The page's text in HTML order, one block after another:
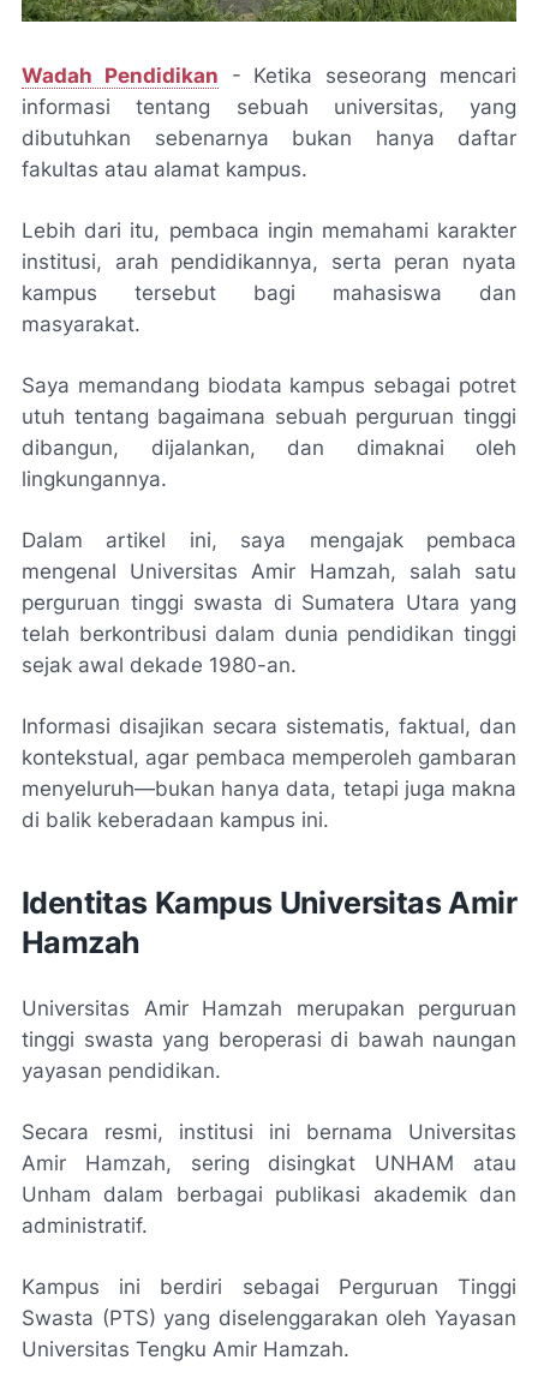
Wadah Pendidikan - Ketika seseorang mencari
informasi tentang sebuah universitas, yang
dibutuhkan sebenarnya bukan hanya daftar
fakultas atau alamat kampus.
Lebih dari itu, pembaca ingin memahami karakter
institusi, arah pendidikannya, serta peran nyata
kampus tersebut bagi mahasiswa dan
masyarakat.
Saya memandang biodata kampus sebagai potret
utuh tentang bagaimana sebuah perguruan tinggi
dibangun, dijalankan, dan dimaknai oleh
lingkungannya.
Dalam artikel ini, saya mengajak pembaca
mengenal Universitas Amir Hamzah, salah satu
perguruan tinggi swasta di Sumatera Utara yang
telah berkontribusi dalam dunia pendidikan tinggi
sejak awal dekade 1980-an.
Informasi disajikan secara sistematis, faktual, dan
kontekstual, agar pembaca memperoleh gambaran
menyeluruh—bukan hanya data, tetapi juga makna
di balik keberadaan kampus ini.
Identitas Kampus Universitas Amir
Hamzah
Universitas Amir Hamzah merupakan perguruan
tinggi swasta yang beroperasi di bawah naungan
yayasan pendidikan.
Secara resmi, institusi ini bernama Universitas
Amir Hamzah, sering disingkat UNHAM atau
Unham dalam berbagai publikasi akademik dan
administratif.
Kampus ini berdiri sebagai Perguruan Tinggi
Swasta (PTS) yang diselenggarakan oleh Yayasan
Universitas Tengku Amir Hamzah.